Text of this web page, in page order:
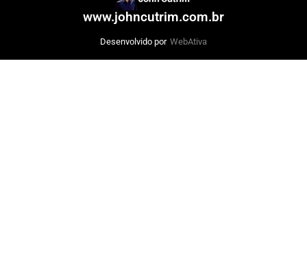
www.johncutrim.com.br
Desenvolvido por WebAtiva